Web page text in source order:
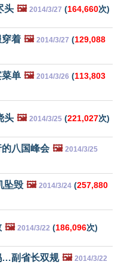
头 🖼️ 2014/3/27 (164,660次)
着 🖼️ 2014/3/27 (129,088
单 🖼️ 2014/3/26 (113,803
头 🖼️ 2014/3/25 (221,027次)
八国峰会 🖼️ 2014/3/25
坠毁 🖼️ 2014/3/24 (257,880
🖼️ 2014/3/22 (186,096次)
…副省长双规 🖼️ 2014/3/22